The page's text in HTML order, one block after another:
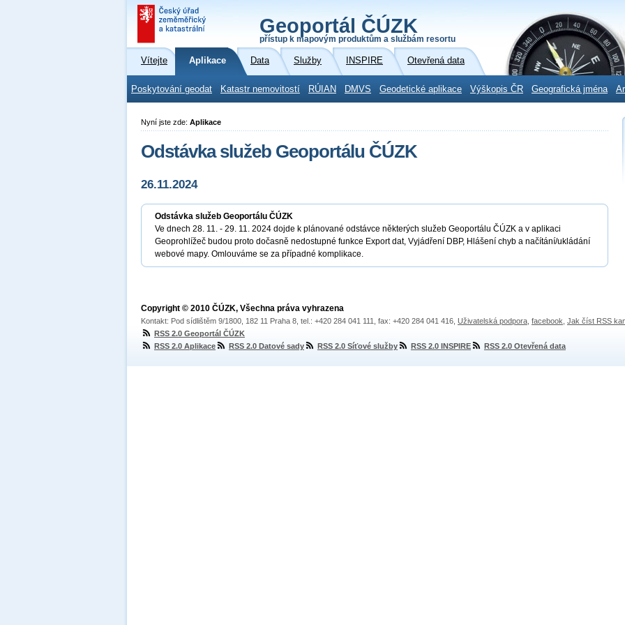
Geoportál ČÚZK
přístup k mapovým produktům a službám resortu
Vítejte Aplikace Data Služby INSPIRE Otevřená data
Poskytování geodat Katastr nemovitostí RÚIAN DMVS Geodetické aplikace Výškopis ČR Geografická jména
Nyní jste zde: Aplikace
Odstávka služeb Geoportálu ČÚZK
26.11.2024
Odstávka služeb Geoportálu ČÚZK
Ve dnech 28. 11. - 29. 11. 2024 dojde k plánované odstávce některých služeb Geoportálu ČÚZK a v aplikaci
Geoprohlížeč budou proto dočasně nedostupné funkce Export dat, Vyjádření DBP, Hlášení chyb a načítání/ukládání
webové mapy. Omlouváme se za případné komplikace.
Copyright © 2010 ČÚZK, Všechna práva vyhrazena
Kontakt: Pod sídlištěm 9/1800, 182 11 Praha 8, tel.: +420 284 041 111, fax: +420 284 041 416, Uživatelská podpora facebook Jak číst RSS
RSS 2.0 Geoportál ČÚZK
RSS 2.0 Aplikace
RSS 2.0 Datové sady RSS 2.0 Síťové služby RSS 2.0 INSPIRE RSS 2.0 Otevřená data